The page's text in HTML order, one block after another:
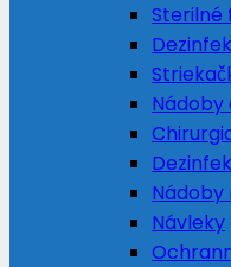
Sterilné
Nádoby
Nádoby
Návleky